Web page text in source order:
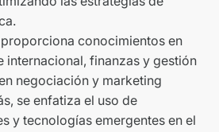
conocimientos en
internacional, finanzas y gestión
negociación y marketing
se enfatiza el uso de
y tecnologías emergentes en el